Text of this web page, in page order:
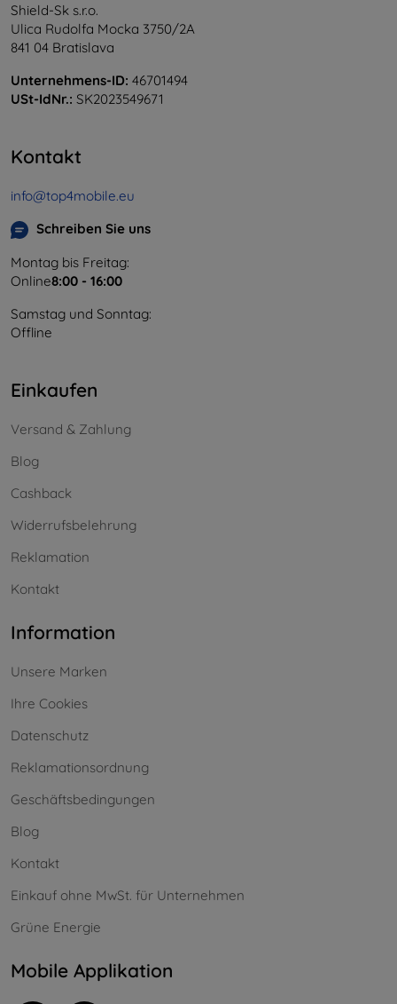
Shield-Sk s.r.o.
Ulica Rudolfa Mocka 3750/2A
841 04 Bratislava
Unternehmens-ID: 46701494
USt-IdNr.: SK2023549671
Kontakt
info@top4mobile.eu
Schreiben Sie uns
Montag bis Freitag:
Online8:00 - 16:00
Samstag und Sonntag:
Offline
Einkaufen
Versand & Zahlung
Blog
Cashback
Widerrufsbelehrung
Reklamation
Kontakt
Information
Unsere Marken
Ihre Cookies
Datenschutz
Reklamationsordnung
Geschäftsbedingungen
Blog
Kontakt
Einkauf ohne MwSt. für Unternehmen
Grüne Energie
Mobile Applikation